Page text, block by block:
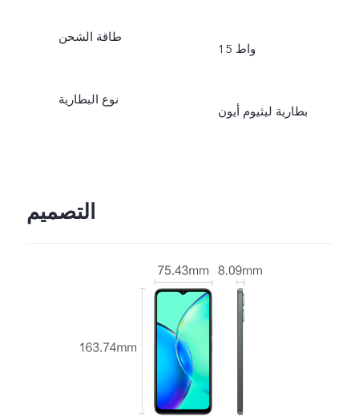
طاقة الشحن
15 واط
نوع البطارية
بطارية ليثيوم أيون
التصميم